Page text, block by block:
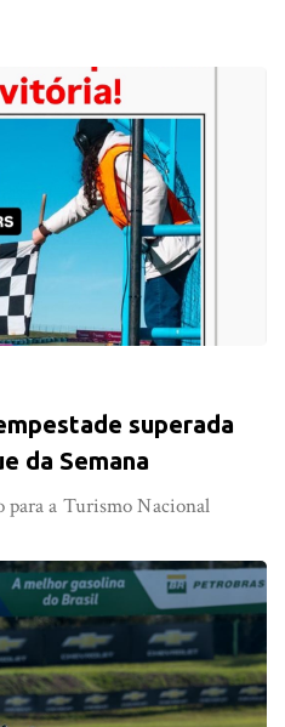
superada
da Semana
para a Turismo Nacional